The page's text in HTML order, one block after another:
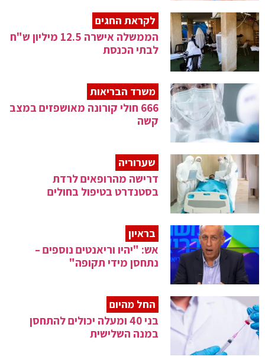
לקראת החגים
הממשלה אישרה 12.5 מיליון ש"ח
לבתי הכנסת
משרד הבריאות
666 חולי קורונה מאושפזים במצב
קשה
שערוריה
דרישה מהרופאים לרדת
בסטנדרט בטיפול בחולים
בראיון
אש: "יהיו וריאנטים נוספים –
נתחסן מידי תקופה"
החל מהיום
בני 40 ומעלה יכולים להתחסן
במנה השלישית